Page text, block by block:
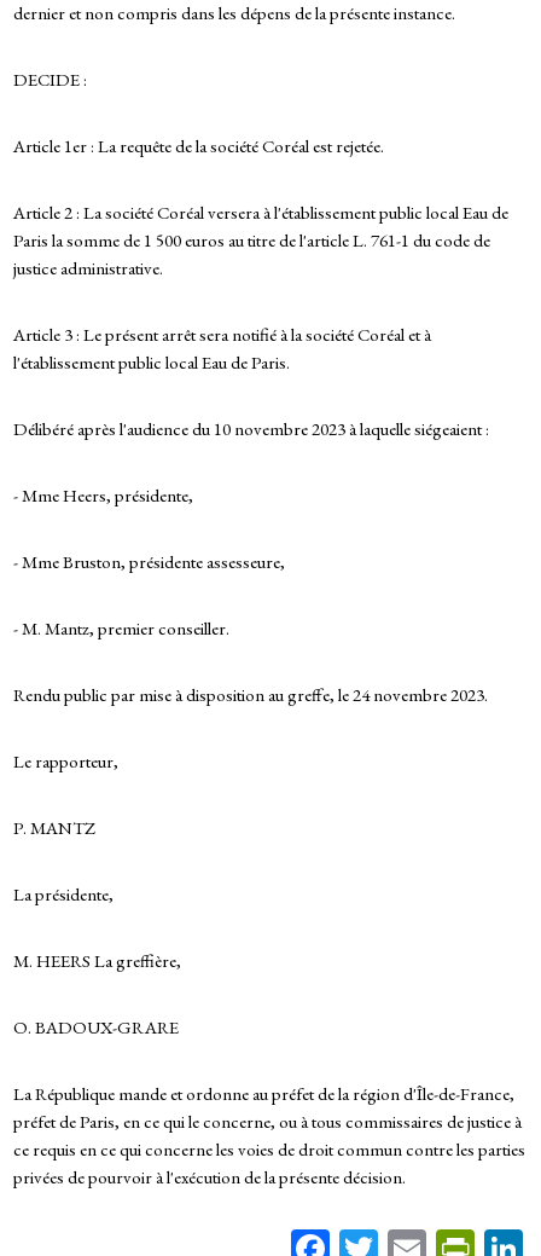
dernier et non compris dans les dépens de la présente instance.
DECIDE :
Article 1er : La requête de la société Coréal est rejetée.
Article 2 : La société Coréal versera à l'établissement public local Eau de
Paris la somme de 1 500 euros au titre de l'article L. 761-1 du code de
justice administrative.
Article 3 : Le présent arrêt sera notifié à la société Coréal et à
l'établissement public local Eau de Paris.
Délibéré après l'audience du 10 novembre 2023 à laquelle siégeaient :
- Mme Heers, présidente,
- Mme Bruston, présidente assesseure,
- M. Mantz, premier conseiller.
Rendu public par mise à disposition au greffe, le 24 novembre 2023.
Le rapporteur,
P. MANTZ
La présidente,
M. HEERS La greffière,
O. BADOUX-GRARE
La République mande et ordonne au préfet de la région d'Île-de-France,
préfet de Paris, en ce qui le concerne, ou à tous commissaires de justice à
ce requis en ce qui concerne les voies de droit commun contre les parties
privées de pourvoir à l'exécution de la présente décision.